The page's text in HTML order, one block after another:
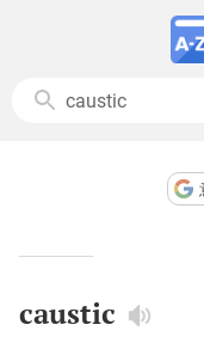
caustic